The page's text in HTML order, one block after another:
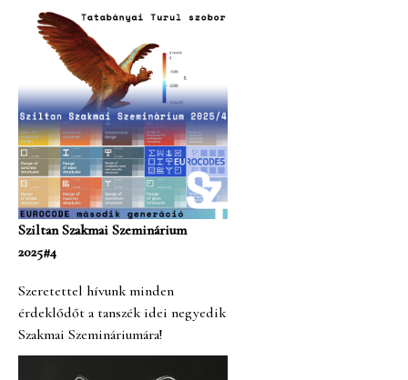
Sziltan Szakmai Szeminárium
2025#4
Szeretettel hívunk minden
érdeklődőt a tanszék idei negyedik
Szakmai Szemináriumára!